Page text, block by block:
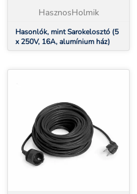
HasznosHolmik
Hasonlók, mint Sarokelosztó (5
x 250V, 16A, alumínium ház)